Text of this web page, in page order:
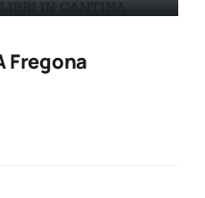
Fregona